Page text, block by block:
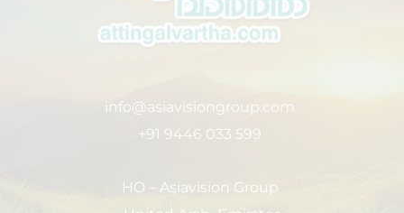
info@asiavisiongroup.com
+91 9446 033 599
HO – Asiavision Group